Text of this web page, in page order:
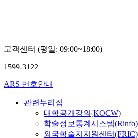
고객센터 (평일: 09:00~18:00)
1599-3122
ARS 번호안내
관련누리집
대학공개강의(KOCW)
학술정보통계시스템(Rinfo)
외국학술지지원센터(FRIC)